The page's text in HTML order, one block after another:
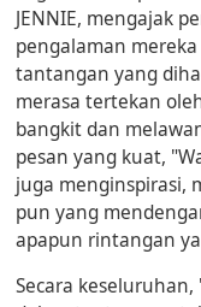
JENNIE, mengajak
pengalaman
tantangan yang
merasa tertekan
bangkit dan
pesan yang kuat,
juga menginspirasi,
pun yang
apapun rintangan
Secara